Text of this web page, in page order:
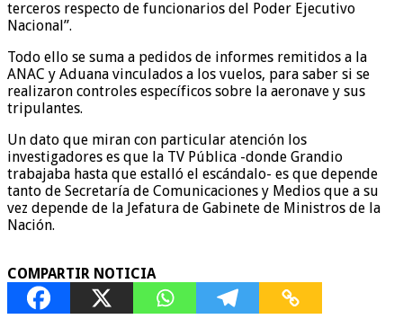
terceros respecto de funcionarios del Poder Ejecutivo
Nacional”.
Todo ello se suma a pedidos de informes remitidos a la
ANAC y Aduana vinculados a los vuelos, para saber si se
realizaron controles específicos sobre la aeronave y sus
tripulantes.
Un dato que miran con particular atención los
investigadores es que la TV Pública -donde Grandio
trabajaba hasta que estalló el escándalo- es que depende
tanto de Secretaría de Comunicaciones y Medios que a su
vez depende de la Jefatura de Gabinete de Ministros de la
Nación.
COMPARTIR NOTICIA